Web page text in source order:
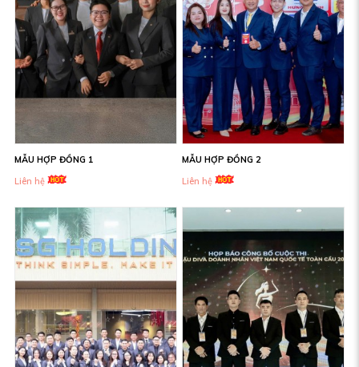
MẪU HỢP ĐỒNG 1
Liên hệ
MẪU HỢP ĐỒNG 2
Liên hệ